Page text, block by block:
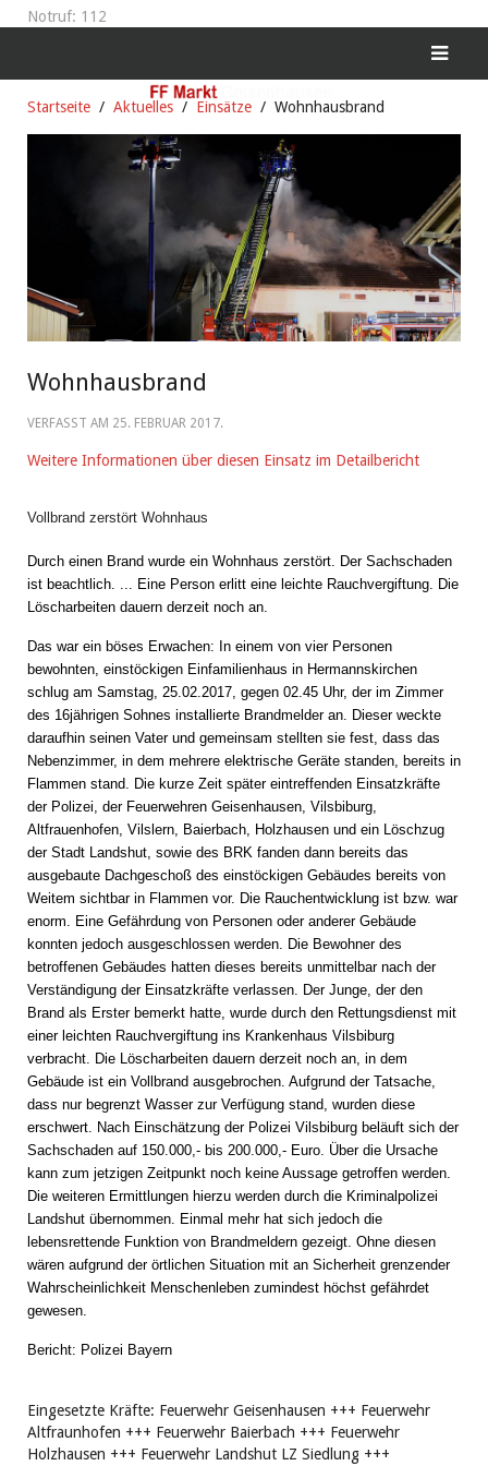
Notruf: 112
Startseite Aktuelles Einsätze Wohnhausbrand
Wohnhausbrand
VERFASST AM 25. FEBRUAR 2017.
Weitere Informationen über diesen Einsatz im Detailbericht
Vollbrand zerstört Wohnhaus
Durch einen Brand wurde ein Wohnhaus zerstört. Der Sachschaden
ist beachtlich. ... Eine Person erlitt eine leichte Rauchvergiftung. Die
Löscharbeiten dauern derzeit noch an.
Das war ein böses Erwachen: In einem von vier Personen
bewohnten, einstöckigen Einfamilienhaus in Hermannskirchen
schlug am Samstag, 25.02.2017, gegen 02.45 Uhr, der im Zimmer
des 16jährigen Sohnes installierte Brandmelder an. Dieser weckte
daraufhin seinen Vater und gemeinsam stellten sie fest, dass das
Nebenzimmer, in dem mehrere elektrische Geräte standen, bereits in
Flammen stand. Die kurze Zeit später eintreffenden Einsatzkräfte
der Polizei, der Feuerwehren Geisenhausen, Vilsbiburg,
Altfrauenhofen, Vilslern, Baierbach, Holzhausen und ein Löschzug
der Stadt Landshut, sowie des BRK fanden dann bereits das
ausgebaute Dachgeschoß des einstöckigen Gebäudes bereits von
Weitem sichtbar in Flammen vor. Die Rauchentwicklung ist bzw. war
enorm. Eine Gefährdung von Personen oder anderer Gebäude
konnten jedoch ausgeschlossen werden. Die Bewohner des
betroffenen Gebäudes hatten dieses bereits unmittelbar nach der
Verständigung der Einsatzkräfte verlassen. Der Junge, der den
Brand als Erster bemerkt hatte, wurde durch den Rettungsdienst mit
einer leichten Rauchvergiftung ins Krankenhaus Vilsbiburg
verbracht. Die Löscharbeiten dauern derzeit noch an, in dem
Gebäude ist ein Vollbrand ausgebrochen. Aufgrund der Tatsache,
dass nur begrenzt Wasser zur Verfügung stand, wurden diese
erschwert. Nach Einschätzung der Polizei Vilsbiburg beläuft sich der
Sachschaden auf 150.000,- bis 200.000,- Euro. Über die Ursache
kann zum jetzigen Zeitpunkt noch keine Aussage getroffen werden.
Die weiteren Ermittlungen hierzu werden durch die Kriminalpolizei
Landshut übernommen. Einmal mehr hat sich jedoch die
lebensrettende Funktion von Brandmeldern gezeigt. Ohne diesen
wären aufgrund der örtlichen Situation mit an Sicherheit grenzender
Wahrscheinlichkeit Menschenleben zumindest höchst gefährdet
gewesen.
Bericht: Polizei Bayern
Eingesetzte Kräfte: Feuerwehr Geisenhausen +++ Feuerwehr
Altfraunhofen +++ Feuerwehr Baierbach +++ Feuerwehr
Holzhausen +++ Feuerwehr Landshut LZ Siedlung +++